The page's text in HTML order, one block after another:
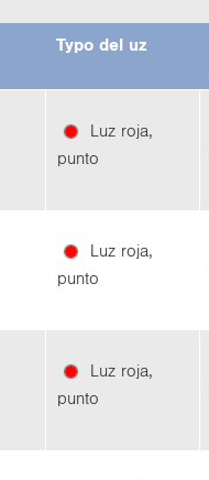
Typo del uz
Luz roja,
punto
Luz roja,
punto
Luz roja,
punto